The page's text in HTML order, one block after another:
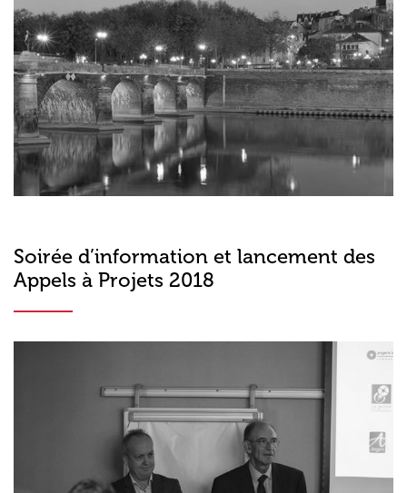
Soirée d’information et lancement des
Appels à Projets 2018